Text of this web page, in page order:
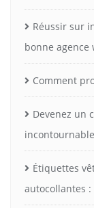
Réussir sur
bonne agence
Comment
Devenez un
Étiquettes
autocollantes